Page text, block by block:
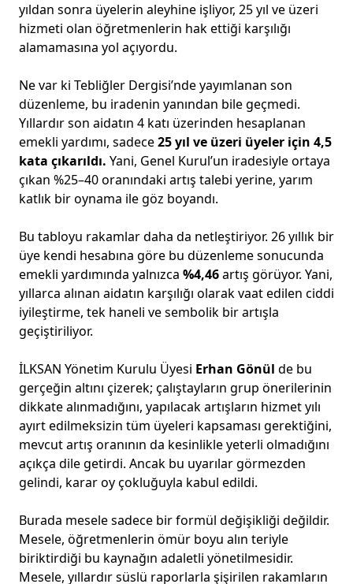
yıldan sonra üyelerin aleyhine işliyor, 25 yıl ve üzeri
hizmeti olan öğretmenlerin hak ettiği karşılığı
alamamasına yol açıyordu.
Ne var ki Tebliğler Dergisi’nde yayımlanan son
düzenleme, bu iradenin yanından bile geçmedi.
Yıllardır son aidatın 4 katı üzerinden hesaplanan
emekli yardımı, sadece25 yıl ve üzeri üyeler için 4,5
kata çıkarıldı. Yani, Genel Kurul’un iradesiyle ortaya
çıkan %25–40 oranındaki artış talebi yerine, yarım
katlık bir oynama ile göz boyandı.
Bu tabloyu rakamlar daha da netleştiriyor. 26 yıllık bir
üye kendi hesabına göre bu düzenleme sonucunda
emekli yardımında yalnızca %4,46artış görüyor. Yani,
yıllarca alınan aidatın karşılığı olarak vaat edilen ciddi
iyileştirme, tek haneli ve sembolik bir artışla
geçiştiriliyor.
İLKSAN Yönetim Kurulu Üyesi Erhan Gönül de bu
gerçeğin altını çizerek; çalıştayların grup önerilerinin
dikkate alınmadığını, yapılacak artışların hizmet yılı
ayırt edilmeksizin tüm üyeleri kapsaması gerektiğini,
mevcut artış oranının da kesinlikle yeterli olmadığını
açıkça dile getirdi. Ancak bu uyarılar görmezden
gelindi, karar oy çokluğuyla kabul edildi.
Burada mesele sadece bir formül değişikliği değildir.
Mesele, öğretmenlerin ömür boyu alın teriyle
biriktirdiği bu kaynağın adaletli yönetilmesidir.
Mesele, yıllardır süslü raporlarla şişirilen rakamların